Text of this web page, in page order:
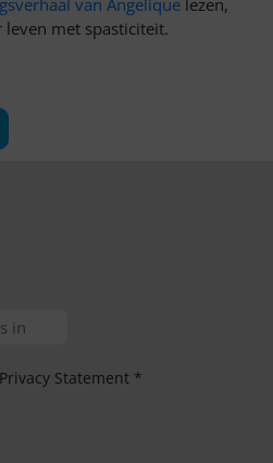
van Angelique lezen,
met spasticiteit.
Statement *